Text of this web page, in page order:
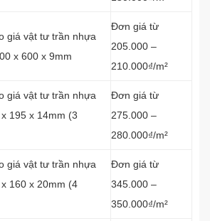
giá vật tư trần nhựa
x 600 x 9mm
Đơn giá từ
205.000 –
210.000₫/m²
giá vật tư trần nhựa
195 x 14mm (3
Đơn giá từ
275.000 –
280.000₫/m²
giá vật tư trần nhựa
160 x 20mm (4
Đơn giá từ
345.000 –
350.000₫/m²